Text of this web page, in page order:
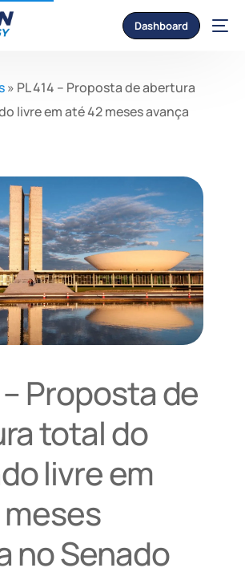
Dashboard
» PL 414 – Proposta de abertura
livre em até 42 meses avança
– Proposta de
total do
livre em
no Senado